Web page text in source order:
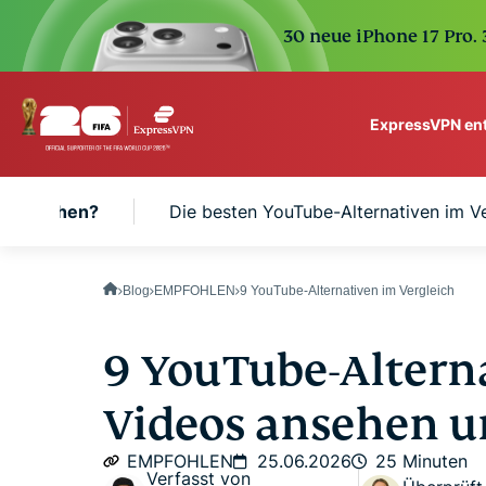
30 neue iPhone 17
ExpressVPN
VPN protection for
suchen? Die besten YouTube-Alternativen im
Blog EMPFOHLEN 9 YouTube-Alternativen im Vergleich
9 YouTube-
Videos ansehen
EMPFOHLEN 25.06.2026
25 Minuten
Verfasst von